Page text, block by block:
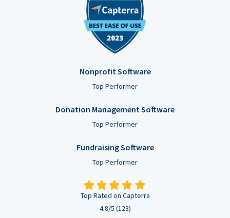
Nonprofit Software
Top Performer
Donation Management Software
Top Performer
Fundraising Software
Top Performer
Top Rated on Capterra
4.8/5 (123)